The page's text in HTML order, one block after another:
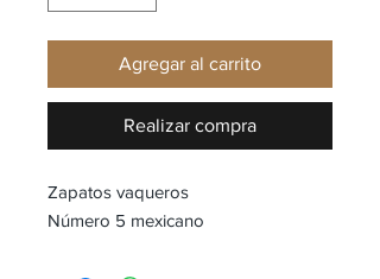
Agregar al carrito
Realizar compra
Zapatos vaqueros
Número 5 mexicano